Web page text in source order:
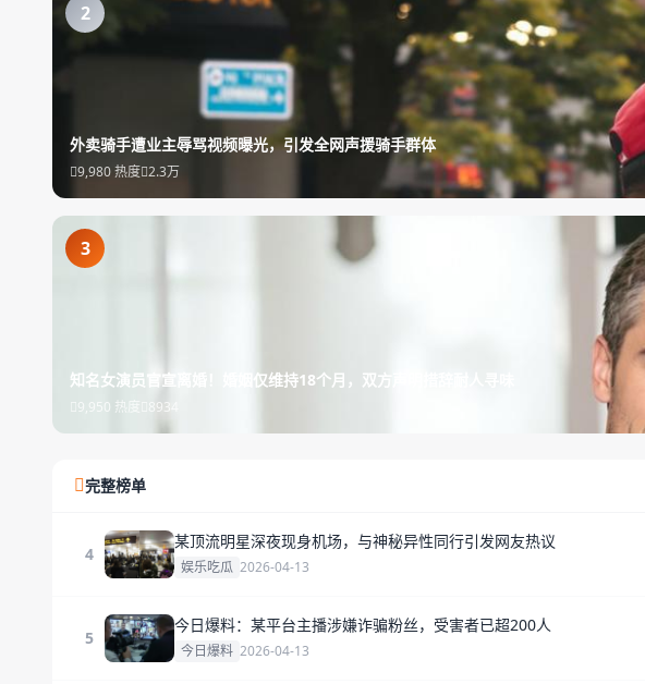
2
外卖骑手遭业主辱骂视频曝光，引发全网声援骑手群体
9,980 热度 2.3万
3
知名女演员官宣离婚！婚姻仅维持18个月，双方声明措辞耐人寻味
9,950 热度 8934
完整榜单
4
某顶流明星深夜现身机场，与神秘异性同行引发网友热议
娱乐吃瓜 2026-04-13
5
今日爆料：某平台主播涉嫌诈骗粉丝，受害者已超200人
今日爆料 2026-04-13